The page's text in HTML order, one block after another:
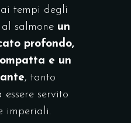
tempi degli
salmone un
profondo,
e un
, tanto
servito
imperiali.